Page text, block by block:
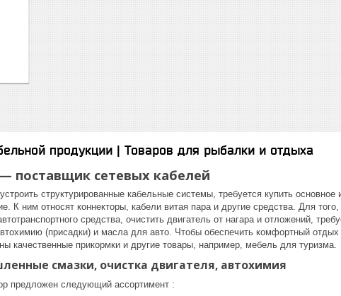
продукции | Товаров для рыбалки и отдыха
поставщик сетевых кабелей
структурированные кабельные системы, требуется купить основное
К ним относят коннекторы, кабели витая пара и другие средства. Для
средства, очистить двигатель от нагара и отложений,
(присадки) и масла для авто. Чтобы обеспечить комфортный отдых
качественные прикормки и другие товары, например, мебель для туризма.
смазки, очистка двигателя, автохимия
предложен следующий ассортимент :